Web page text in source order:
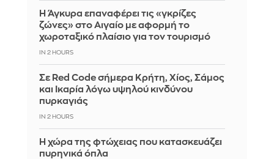
Η Άγκυρα επαναφέρει τις «γκρίζες
ζώνες» στο Αιγαίο με αφορμή το
χωροταξικό πλαίσιο για τον τουρισμό
IN 2 HOURS
Σε Red Code σήμερα Κρήτη, Χίος, Σάμος
και Ικαρία λόγω υψηλού κινδύνου
πυρκαγιάς
IN 2 HOURS
Η χώρα της φτώχειας που κατασκευάζει
πυρηνικά όπλα